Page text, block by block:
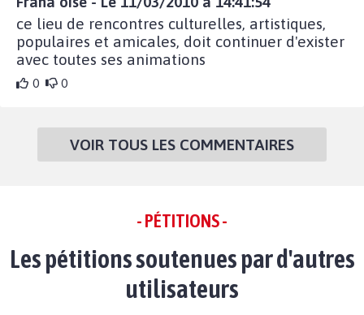
ce lieu de rencontres culturelles, artistiques,
populaires et amicales, doit continuer d'exister
avec toutes ses animations
0 0
VOIR TOUS LES COMMENTAIRES
- PÉTITIONS -
Les pétitions soutenues par d'autres
utilisateurs